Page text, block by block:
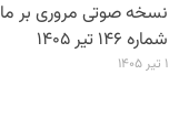
نسخه صوتی مروری بر
شماره ۱۴۶ تیر ۱۴۰۵
۱ تیر ۱۴۰۵